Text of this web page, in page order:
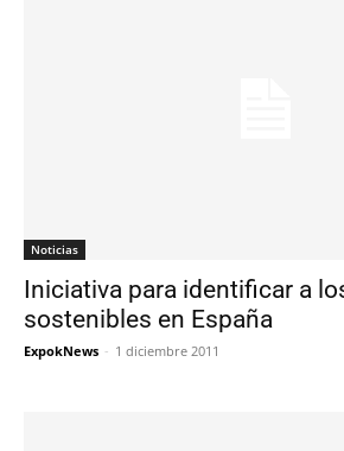
Noticias
Iniciativa para identificar a
sostenibles en España
ExpokNews - 1 diciembre 2011